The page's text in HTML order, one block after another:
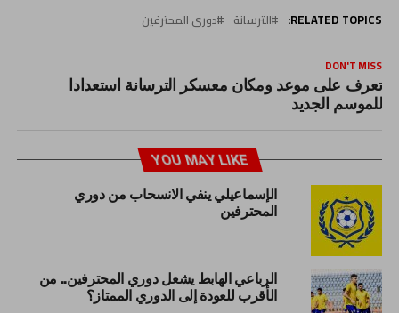
RELATED TOPICS: الترسانة دورى المحترفين
DON'T MISS
تعرف على موعد ومكان معسكر الترسانة استعدادا
للموسم الجديد
YOU MAY LIKE
الإسماعيلي ينفي الانسحاب من دوري
المحترفين
الرباعي الهابط يشعل دوري المحترفين.. من
الأقرب للعودة إلى الدوري الممتاز؟